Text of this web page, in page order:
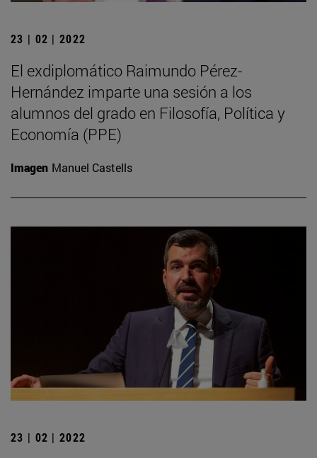
23 | 02 | 2022
El exdiplomático Raimundo Pérez-
Hernández imparte una sesión a los
alumnos del grado en Filosofía, Política y
Economía (PPE)
Imagen Manuel Castells
23 | 02 | 2022